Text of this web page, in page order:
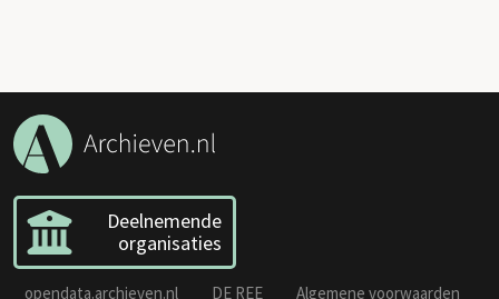
Deelnemende
organisaties
opendata.archieven.nl DE REE Algemene voorwaarden